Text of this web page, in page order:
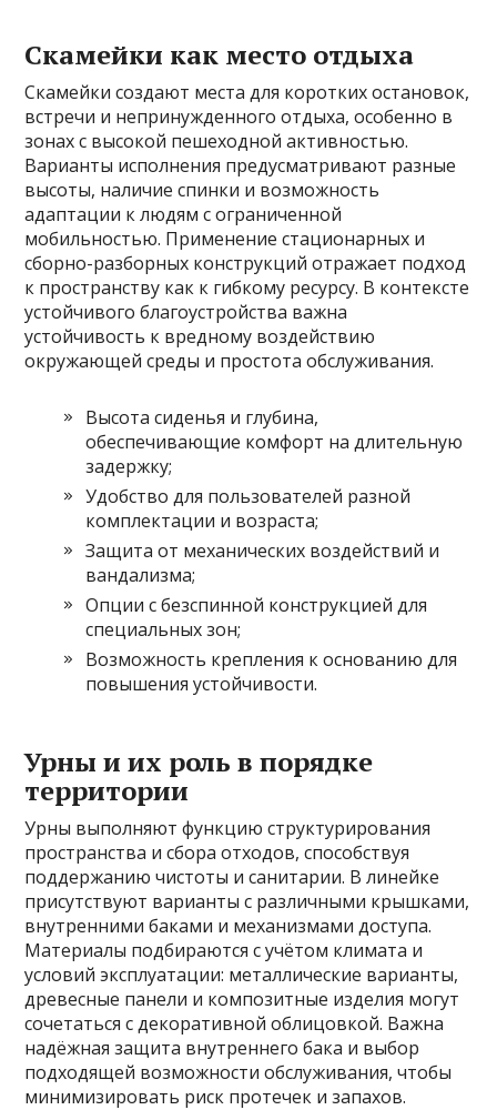
Скамейки как место отдыха
Скамейки создают места для коротких остановок,
встречи и непринужденного отдыха, особенно в
зонах с высокой пешеходной активностью.
Варианты исполнения предусматривают разные
высоты, наличие спинки и возможность
адаптации к людям с ограниченной
мобильностью. Применение стационарных и
сборно-разборных конструкций отражает подход
к пространству как к гибкому ресурсу. В контексте
устойчивого благоустройства важна
устойчивость к вредному воздействию
окружающей среды и простота обслуживания.
Высота сиденья и глубина,
обеспечивающие комфорт на длительную
задержку;
Удобство для пользователей разной
комплектации и возраста;
Защита от механических воздействий и
вандализма;
Опции с безспинной конструкцией для
специальных зон;
Возможность крепления к основанию для
повышения устойчивости.
Урны и их роль в порядке
территории
Урны выполняют функцию структурирования
пространства и сбора отходов, способствуя
поддержанию чистоты и санитарии. В линейке
присутствуют варианты с различными крышками,
внутренними баками и механизмами доступа.
Материалы подбираются с учётом климата и
условий эксплуатации: металлические варианты,
древесные панели и композитные изделия могут
сочетаться с декоративной облицовкой. Важна
надёжная защита внутреннего бака и выбор
подходящей возможности обслуживания, чтобы
минимизировать риск протечек и запахов.